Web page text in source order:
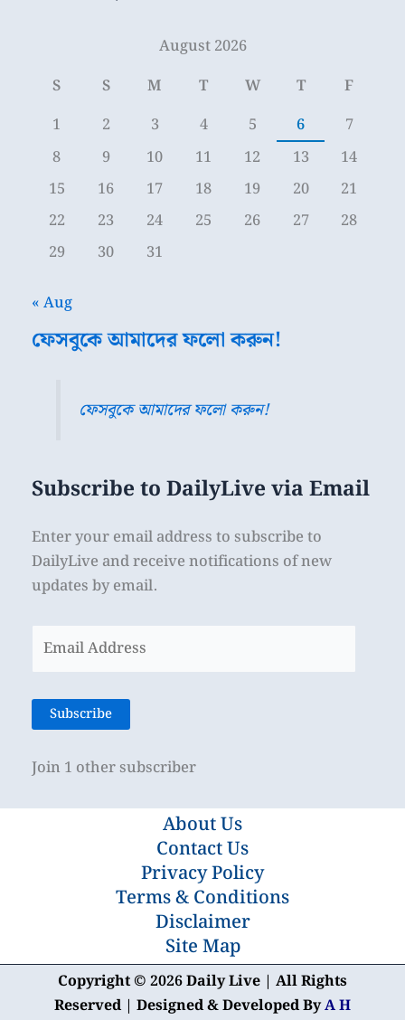
August 2026
S
S M T W T
F
1
2 3 4 5 6
7
8
9 10 11 12 13
14
15
16 17 18 19 20
21
22
23 24 25 26 27
28
29
30 31
« Aug
ফেসবুকে আমাদের ফলো করুন!
ফেসবুকে আমাদের ফলো করুন!
Subscribe to DailyLive via Email
Enter your email address to subscribe to
DailyLive and receive notifications of new
updates by email.
Address
Subscribe
Join 1 other subscriber
About Us
Contact Us
Privacy Policy
Terms & Conditions
Disclaimer
Site Map
Copyright © 2026 Daily Live | All Rights
Reserved | Designed & Developed ByA H